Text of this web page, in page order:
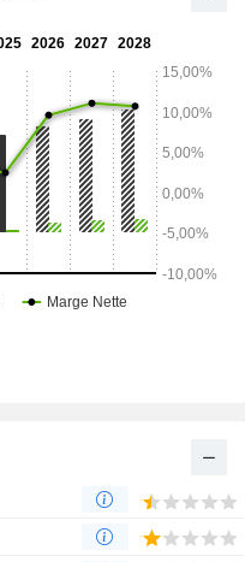
liées à la gestion.
principalement sur les